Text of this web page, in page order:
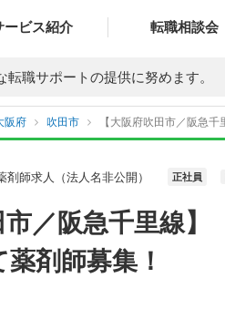
ービス紹介 転職相談会
転職サポートの提供に努めます。
阪府 吹田市 【大阪府吹田市／阪急
師求人（法人名非公開） 正社員
市／阪急千里線
剤師募集！